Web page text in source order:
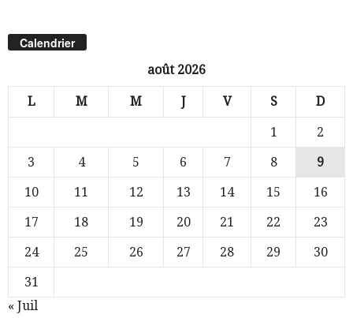
Calendrier
août 2026
L M M J V S D
1
2
3
4 5 6 7 8
9
10
11 12 13 14 15
16
17
18 19 20 21 22
23
24
25 26 27 28 29
30
31
« Juil